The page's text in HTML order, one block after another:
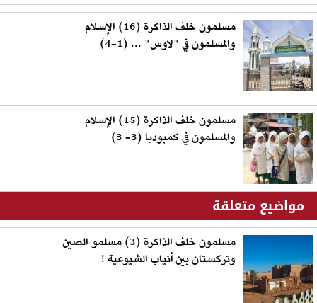
مسلمون خلف الذاكرة (16) الإسلام
والمسلمون في "لاوس" ... (1-4)
مسلمون خلف الذاكرة (15) الإسلام
والمسلمون في كمبوديا (3- 3)
مواضيع متعلقة
مسلمون خلف الذاكرة (3) مسلمو الصين
وتركستان بين أنياب الشيوعية !